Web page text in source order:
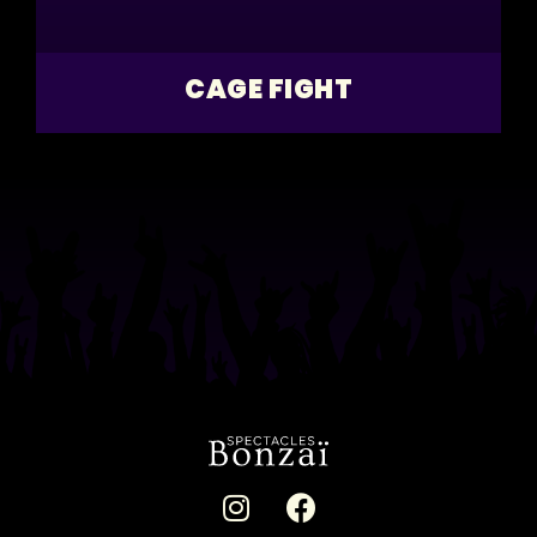
CAGE FIGHT